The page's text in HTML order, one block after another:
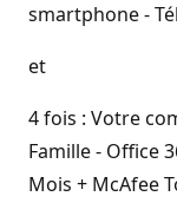
smartphone -
et
4 fois : Votre
Famille - Office
Mois + McAfee